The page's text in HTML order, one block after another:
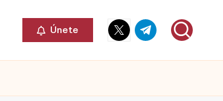
Únete
Elemento
del
Elemento
del